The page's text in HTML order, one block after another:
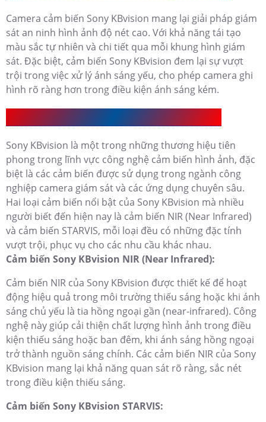
Camera cảm biến Sony KBvision mang lại giải pháp giám
sát an ninh hình ảnh độ nét cao. Với khả năng tái tạo
màu sắc tự nhiên và chi tiết qua mỗi khung hình giám
sát. Đặc biệt, cảm biến Sony KBvision đem lại sự vượt
trội trong việc xử lý ánh sáng yếu, cho phép camera ghi
hình rõ ràng hơn trong điều kiện ánh sáng kém.
Sony KBvision là một trong những thương hiệu tiên
phong trong lĩnh vực công nghệ cảm biến hình ảnh, đặc
biệt là các cảm biến được sử dụng trong ngành công
nghiệp camera giám sát và các ứng dụng chuyên sâu.
Hai loại cảm biến nổi bật của Sony KBvision mà nhiều
người biết đến hiện nay là cảm biến NIR (Near Infrared)
và cảm biến STARVIS, mỗi loại đều có những đặc tính
vượt trội, phục vụ cho các nhu cầu khác nhau.
Cảm biến Sony KBvision NIR (Near Infrared):
Cảm biến NIR của Sony KBvision được thiết kế để hoạt
động hiệu quả trong môi trường thiếu sáng hoặc khi ánh
sáng chủ yếu là tia hồng ngoại gần (near-infrared). Công
nghệ này giúp cải thiện chất lượng hình ảnh trong điều
kiện thiếu sáng hoặc ban đêm, khi ánh sáng hồng ngoại
trở thành nguồn sáng chính. Các cảm biến NIR của Sony
KBvision mang lại khả năng quan sát rõ ràng, sắc nét
trong điều kiện thiếu sáng.
Cảm biến Sony KBvision STARVIS: